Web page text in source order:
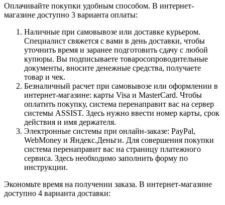
Оплачивайте покупки удобным способом. В интернет-
магазине доступно 3 варианта оплаты:
Наличные при самовывозе или доставке курьером.
Специалист свяжется с вами в день доставки, чтобы
уточнить время и заранее подготовить сдачу с любой
купюры. Вы подписываете товаросопроводительные
документы, вносите денежные средства, получаете
товар и чек.
Безналичный расчет при самовывозе или оформлении в
интернет-магазине: карты Visa и MasterCard. Чтобы
оплатить покупку, система перенаправит вас на сервер
системы ASSIST. Здесь нужно ввести номер карты, срок
действия и имя держателя.
Электронные системы при онлайн-заказе: PayPal,
WebMoney и Яндекс.Деньги. Для совершения покупки
система перенаправит вас на страницу платежного
сервиса. Здесь необходимо заполнить форму по
инструкции.
Экономьте время на получении заказа. В интернет-магазине
доступно 4 варианта доставки: